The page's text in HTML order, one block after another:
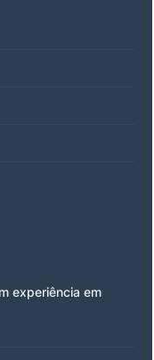
experiência em